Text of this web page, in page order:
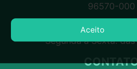
96570-000
Segunda a Sexta: das
Aceito